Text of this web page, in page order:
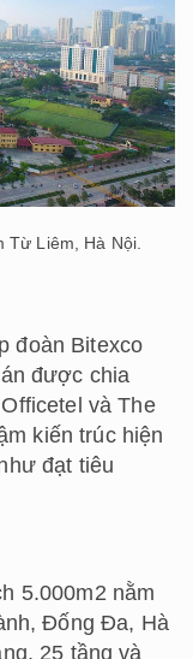
Từ Liêm, Hà Nội.
đoàn Bitexco
được chia
và The
kiến trúc hiện
đạt tiêu
5.000m2 nằm
Đống Đa, Hà
25 tầng và